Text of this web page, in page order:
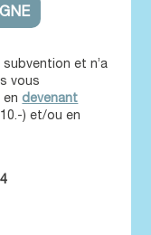
et n’a
vous
endevenant
) et/ou en